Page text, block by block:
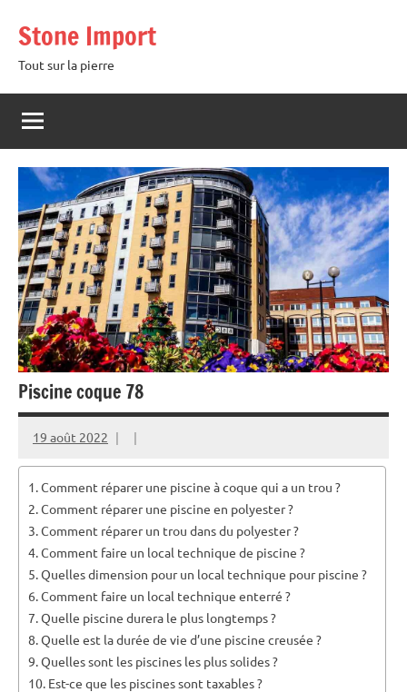
contenu
Stone Import
Tout sur la pierre
Piscine coque 78
19 août 2022
Comment réparer une piscine à coque qui a un trou ?
Comment réparer une piscine en polyester ?
Comment réparer un trou dans du polyester ?
Comment faire un local technique de piscine ?
Quelles dimension pour un local technique pour piscine ?
Comment faire un local technique enterré ?
Quelle piscine durera le plus longtemps ?
Quelle est la durée de vie d’une piscine creusée ?
Quelles sont les piscines les plus solides ?
Est-ce que les piscines sont taxables ?